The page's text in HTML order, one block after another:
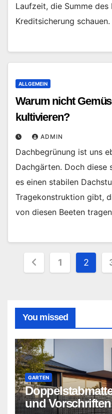
Laufzeit, die Summe
Kreditsicherung
ALLGEMEIN
Warum nicht
kultivieren?
ADMIN
Dachbegrünung ist uns
Dachgärten. Doch diese
es einen stabilen
Tragekonstruktion gibt,
von diesen Beeten
Beiträge
1 2
You missed
GARTEN
und Vorschriften